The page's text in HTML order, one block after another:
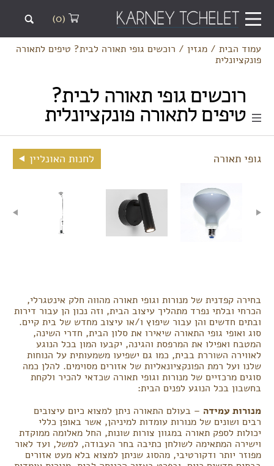
(0)
עמוד הבית/ מגזין/ רוכשים גופי תאורה לבית? טיפים לתאורה
פונקציונלית
רוכשים גופי תאורה לבית?
טיפים לתאורה פונקציונלית
גופי תאורה לחנות האונליין
בחירה קפדנית של מנורות וגופי תאורה מהווה חלק אינטגרלי,
הכרחי ובלתי נפרד מתהליך עיצוב הבית, וזה נכון הן עבור דירות
ובתים חדשים והן עבור שיפוץ ו/או עיצוב מחדש של בית קיים.
סוג ואופי גופי התאורה שיאירו את סלון הבית, חדרי השינה,
המטבח ואפילו את המרפסת והגינה, יקבעו המון בכל הנוגע
לאווירה השוררת בבית, כמו גם ישפיעו משמעותית על הנוחות
שלנו ועל רמת הפונקציונאליות של אזורים מסוימים. להלן כמה
סוגים מרכזיים של מנורות וגופי תאורה שכדאי להכיר ולקחת
בחשבון בכל הנוגע לפנים הבית:
מנורות עמידה – בעולם התאורה ניתן למצוא כיום עיצובים
רבים ושונים של מנורות עומדות למיניהן, אשר באופן כללי
יכולות לספק תאורה במגוון צורות שונות, החל מאלומה ממוקדת
וישירה המתאימה לשולחן כתיבה בחר העבודה, למשל, ועד לאור
מפוזר יותר ודקורטיבי, מהסוג שניתן למצוא בלא מעט אזורים